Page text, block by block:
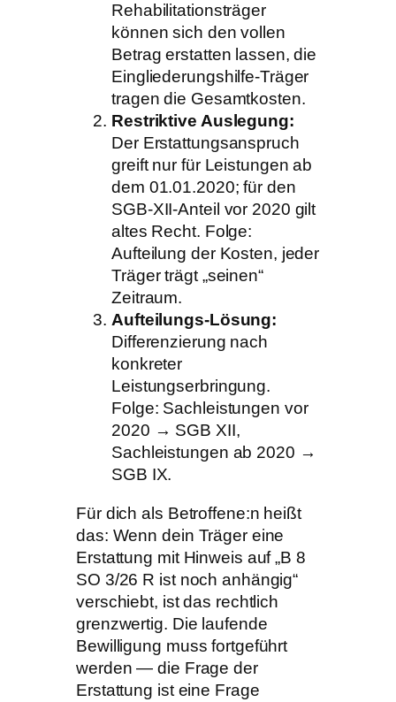
Rehabilitationsträger
können sich den vollen
Betrag erstatten lassen, die
Eingliederungshilfe-Träger
tragen die Gesamtkosten.
Restriktive Auslegung:
Der Erstattungsanspruch
greift nur für Leistungen ab
dem 01.01.2020; für den
SGB-XII-Anteil vor 2020 gilt
altes Recht. Folge:
Aufteilung der Kosten, jeder
Träger trägt „seinen“
Zeitraum.
Aufteilungs-Lösung:
Differenzierung nach
konkreter
Leistungserbringung.
Folge: Sachleistungen vor
2020 → SGB XII,
Sachleistungen ab 2020 →
SGB IX.
Für dich als Betroffene:n heißt
das: Wenn dein Träger eine
Erstattung mit Hinweis auf „B 8
SO 3/26 R ist noch anhängig“
verschiebt, ist das rechtlich
grenzwertig. Die laufende
Bewilligung muss fortgeführt
werden — die Frage der
Erstattung ist eine Frage